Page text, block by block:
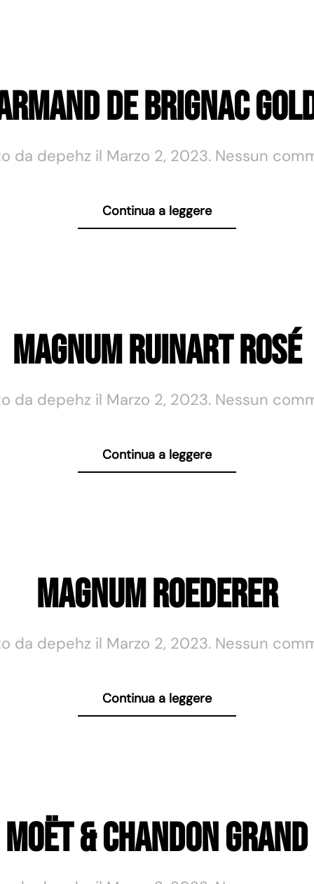
de Brignac
da depehz il Marzo 2, 2023. Nessun
Continua a leggere
Magnum Ruinart Rosé
da depehz il Marzo 2, 2023. Nessun
Continua a leggere
Magnum Roederer
da depehz il Marzo 2, 2023. Nessun
Continua a leggere
Moët & Chandon Grand